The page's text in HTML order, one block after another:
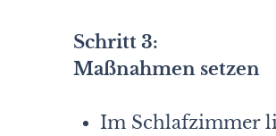
Schritt 3:
Maßnahmen setzen
Im Schlafzimmer